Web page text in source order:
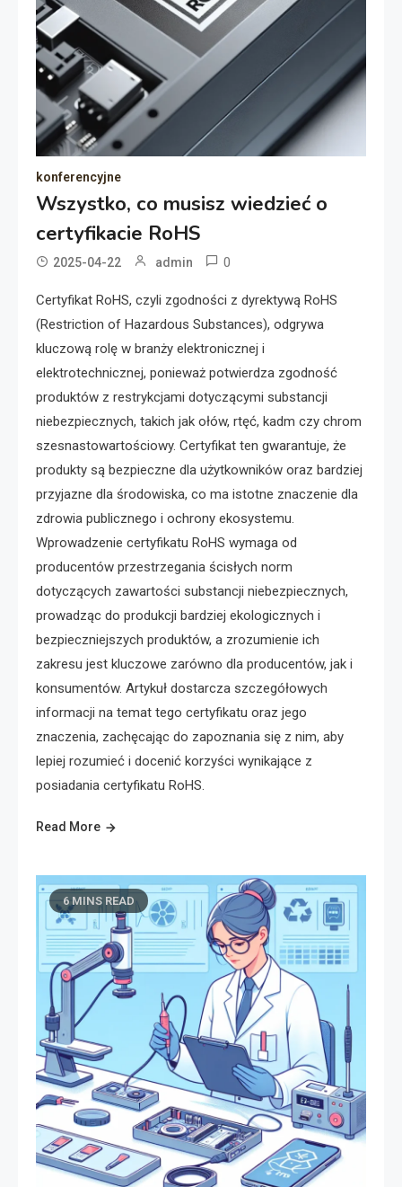
konferencyjne
Wszystko, co musisz wiedzieć o
certyfikacie RoHS
2025-04-22 admin 0
Certyfikat RoHS, czyli zgodności z dyrektywą RoHS
(Restriction of Hazardous Substances), odgrywa
kluczową rolę w branży elektronicznej i
elektrotechnicznej, ponieważ potwierdza zgodność
produktów z restrykcjami dotyczącymi substancji
niebezpiecznych, takich jak ołów, rtęć, kadm czy chrom
szesnastowartościowy. Certyfikat ten gwarantuje, że
produkty są bezpieczne dla użytkowników oraz bardziej
przyjazne dla środowiska, co ma istotne znaczenie dla
zdrowia publicznego i ochrony ekosystemu.
Wprowadzenie certyfikatu RoHS wymaga od
producentów przestrzegania ścisłych norm
dotyczących zawartości substancji niebezpiecznych,
prowadząc do produkcji bardziej ekologicznych i
bezpieczniejszych produktów, a zrozumienie ich
zakresu jest kluczowe zarówno dla producentów, jak i
konsumentów. Artykuł dostarcza szczegółowych
informacji na temat tego certyfikatu oraz jego
znaczenia, zachęcając do zapoznania się z nim, aby
lepiej rozumieć i docenić korzyści wynikające z
posiadania certyfikatu RoHS.
Read More
6 MINS READ